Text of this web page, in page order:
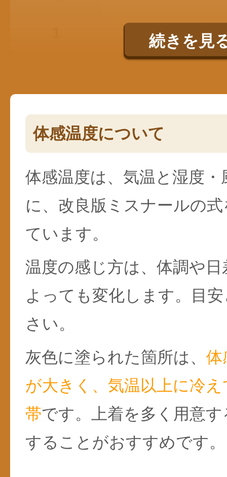
19℃
続きを見
体感温度について
体感温度は、気温と湿度
に、改良版ミスナールの
ています。
温度の感じ方は、体調や
よっても変化します。目
さい。
灰色に塗られた箇所は、 体
が大きく、気温以上に冷
帯です。上着を多く用意
することがおすすめです。